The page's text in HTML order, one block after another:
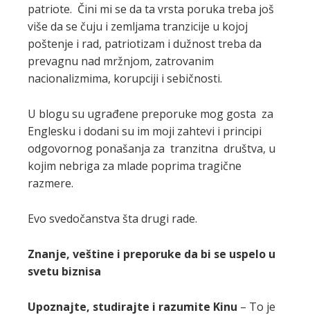
patriote. Čini mi se da ta vrsta poruka treba još
više da se čuju i zemljama tranzicije u kojoj
poštenje i rad, patriotizam i dužnost treba da
prevagnu nad mržnjom, zatrovanim
nacionalizmima, korupciji i sebičnosti.
U blogu su ugrađene preporuke mog gosta za
Englesku i dodani su im moji zahtevi i principi
odgovornog ponašanja za tranzitna društva, u
kojim nebriga za mlade poprima tragične
razmere.
Evo svedočanstva šta drugi rade.
Znanje, veštine i preporuke da bi se uspelo u
svetu biznisa
Upoznajte, studirajte i razumite Kinu – To je